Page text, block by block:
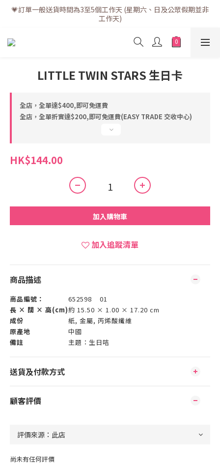
💗訂單一般送貨時間為3至5個工作天 (星期六、日及公眾假期並非
工作天)
💗訂單一般送貨時間為3至5個工作天 (星期六、日及公眾假期並非
工作天)
💗折實滿$400免運費 | 滿$200免自取點運費
💗立即下載全新會員APP享有專屬會員禮遇
💗訂單一般送貨時間為3至5個工作天 (星期六、日及公眾假期並非
工作天)
LITTLE TWIN STARS 生日卡
全店，全單達$400,即可免運費
全店，全單折實達$200,即可免運費(EASY TRADE 交收中心)
HK$144.00
加入購物車
加入追蹤清單
商品描述
商品編號：
652598 01
長 × 闊 × 高(cm)約 15.50 × 1.00 × 17.20 cm
成份
紙, 金屬, 丙烯酸纖維
原產地
中國
備註
主題：生日咭
送貨及付款方式
顧客評價
尚未有任何評價